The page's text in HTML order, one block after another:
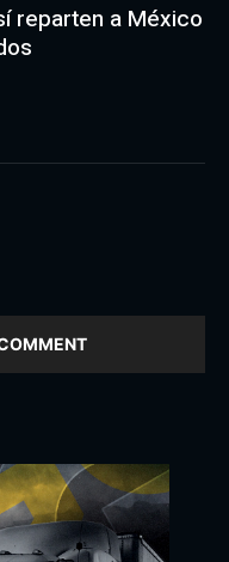
reparten a México